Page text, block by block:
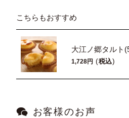
こちらもおすすめ
大江ノ郷タルト
1,728 税込
お客様のお声